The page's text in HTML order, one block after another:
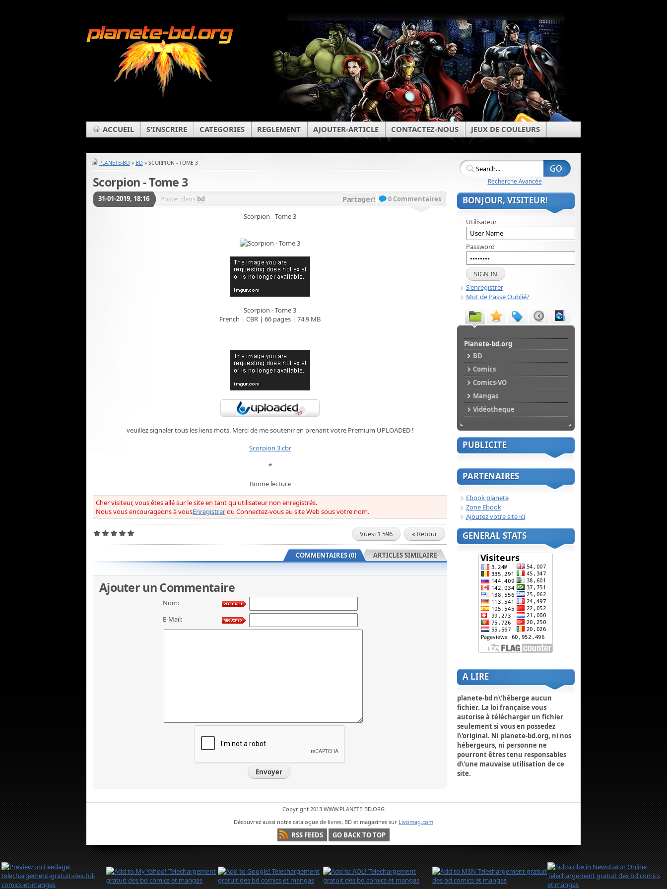
ACCUEIL S'INSCRIRE CATEGORIES REGLEMENT AJOUTER-ARTICLE CONTACTEZ-NOUS JEUX DE COULEURS
PLANETE-BD » BD » SCORPION - TOME 3
Scorpion - Tome 3
31-01-2019, 18:16 Poster dans bd 0 Commentaires
Partager!
Scorpion - Tome 3
Scorpion - Tome 3
French | CBR | 66 pages | 74.9 MB
veuillez signaler tous les liens mots. Merci de me soutenir en prenant votre Premium UPLOADED !
Scorpion.3.cbr
*
Bonne lecture
Cher visiteur, vous êtes allé sur le site en tant qu'utilisateur non enregistrés.
Nous vous encourageons à vousEnregistrerou Connectez-vous au site Web sous votre nom.
Vues: 1 596 « Retour
ARTICLES SIMILAIRE
COMMENTAIRES (0)
Ajouter un Commentaire
Nom:
E-Mail:
Envoyer
Recherche Avancée
BONJOUR, VISITEUR!
Utilisateur
Password
S'enregistrer
Mot de Passe Oublié?
Planete-bd.org
BD
Comics
Comics-VO
Mangas
Vidéotheque
PUBLICITE
PARTENAIRES
Ebook planete
Zone Ebook
Ajoutez votre site ici
GENERAL STATS
A LIRE
planete-bd n\'héberge aucun
fichier. La loi française vous
autorise à télécharger un fichier
seulement si vous en possedez
l\'original. Ni planete-bd.org, ni nos
hébergeurs, ni personne ne
pourront êtres tenu responsables
d\'une mauvaise utilisation de ce
site.
Copyright 2013 WWW.PLANETE-BD.ORG
Découvrez aussi notre catalogue de livres, BD et magazines sur Livomag.com
RSS FEEDS GO BACK TO TOP